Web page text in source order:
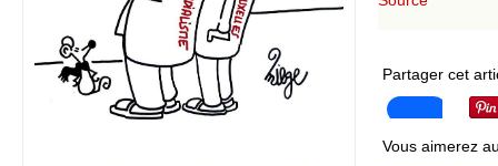
Partager cet
Vous aimerez